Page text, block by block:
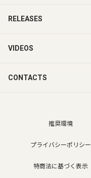
RELEASES
VIDEOS
CONTACTS
推奨環境
プライバシーポリシー
特商法に基づく表示